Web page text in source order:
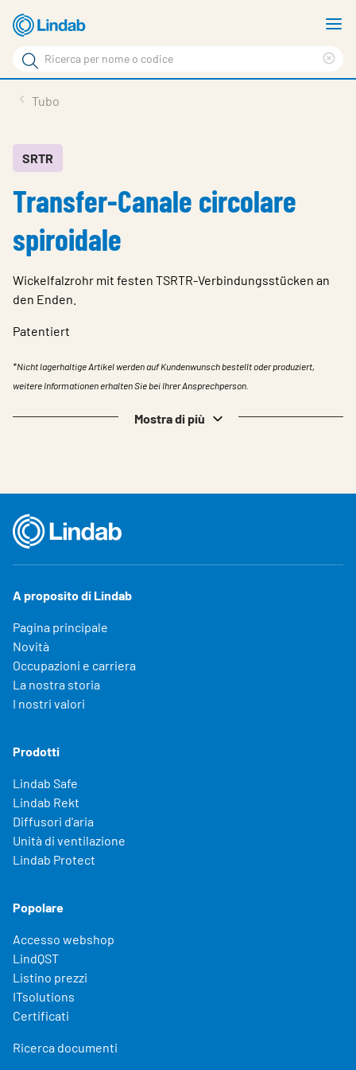
Log
visionare
Cerca
Cerca
Su Lindab
Su Tecnovent
Download
Scegliere la lingua
Tubo
SRTR
Transfer-Canale circolare
spiroidale
Wickelfalzrohr mit festen TSRTR-Verbindungsstücken an
den Enden.
Patentiert
*Nicht lagerhaltige Artikel werden auf Kundenwunsch bestellt oder produziert,
weitere Informationen erhalten Sie bei Ihrer Ansprechperson.
Mostra di più
A proposito di Lindab
Pagina principale
Novità
Occupazioni e carriera
La nostra storia
I nostri valori
Prodotti
Lindab Safe
Lindab Rekt
Diffusori d'aria
Unità di ventilazione
Lindab Protect
Popolare
Accesso webshop
LindQST
Listino prezzi
ITsolutions
Certificati
Ricerca documenti